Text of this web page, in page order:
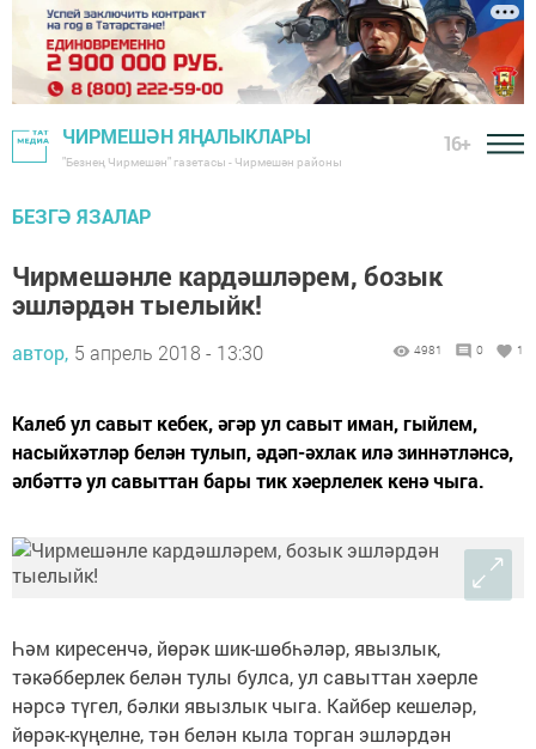
ЧИРМЕШӘН ЯҢАЛЫКЛАРЫ
"Безнең Чирмешән" газетасы - Чирмешән районы
16+
БЕЗГӘ ЯЗАЛАР
Чирмешәнле кардәшләрем, бозык
эшләрдән тыелыйк!
автор, 5 апрель 2018 - 13:30 4981 0 1
Калеб ул савыт кебек, әгәр ул савыт иман, гыйлем,
насыйхәтләр белән тулып, әдәп-әхлак илә зиннәтләнсә,
әлбәттә ул савыттан бары тик хәерлелек кенә чыга.
Һәм киресенчә, йөрәк шик-шөбһәләр, явызлык,
тәкәбберлек белән тулы булса, ул савыттан хәерле
нәрсә түгел, бәлки явызлык чыга. Кайбер кешеләр,
йөрәк-күңелне, тән белән кыла торган эшләрдән